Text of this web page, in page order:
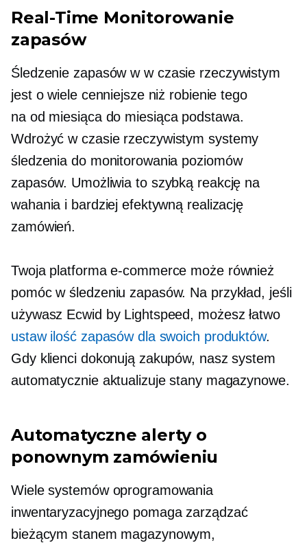
Real-Time Monitorowanie
zapasów
Śledzenie zapasów w w czasie rzeczywistym
jest o wiele cenniejsze niż robienie tego
na od miesiąca do miesiącapodstawa.
Wdrożyćw czasie rzeczywistym systemy
śledzenia do monitorowania poziomów
zapasów. Umożliwia to szybką reakcję na
wahania i bardziej efektywną realizację
zamówień.
Twoja platforma e-commerce może również
pomóc w śledzeniu zapasów. Na przykład, jeśli
używasz Ecwid by Lightspeed, możesz łatwo
ustaw ilość zapasów dla swoich produktów.
Gdy klienci dokonują zakupów, nasz system
automatycznie aktualizuje stany magazynowe.
Automatyczne alerty o
ponownym zamówieniu
Wiele systemów oprogramowania
inwentaryzacyjnego pomaga zarządzać
bieżącym stanem magazynowym,